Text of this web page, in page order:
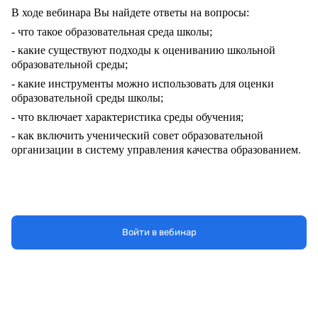
В ходе вебинара Вы найдете ответы на вопросы:
- что такое образовательная среда школы;
- какие существуют подходы к оцениванию школьной
образовательной среды;
- какие инструменты можно использовать для оценки
образовательной среды школы;
- что включает характеристика среды обучения;
- как включить ученический совет образовательной
организации в систему управления качества образованием.
Войти в вебинар